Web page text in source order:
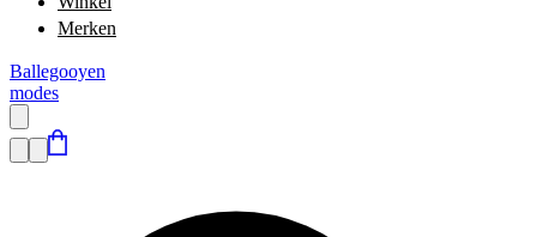
Merken
Ballegooyen
modes